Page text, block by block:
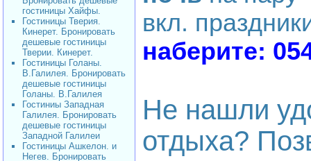
гостиницы Хайфы.
Гостиницы Тверия.
Кинерет. Бронировать
дешевые гостиницы
Тверии. Кинерет.
Гостиницы Голаны.
В.Галилея. Бронировать
дешевые гостиницы
Голаны. В.Галилея
Гостиниы Западная
Галилея. Бронировать
дешевые гостиницы
Западной Галилеи
Гостиницы Ашкелон. и
Негев. Бронировать
вкл.
наберите:
Не нашли
отдыха?